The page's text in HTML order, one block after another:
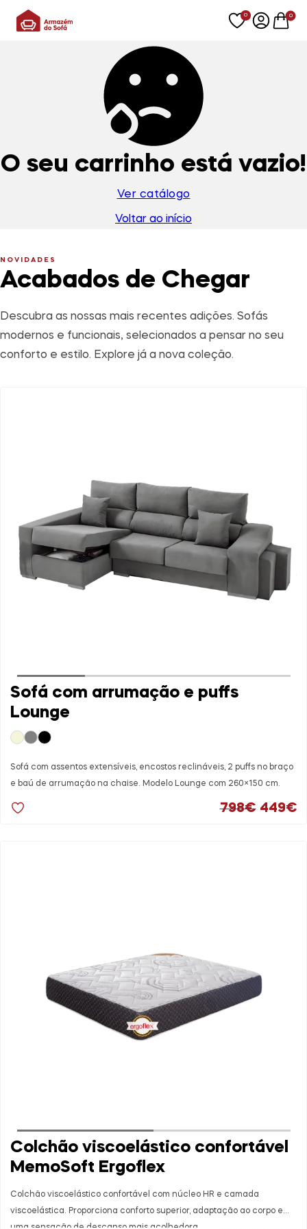
0 0
O seu carrinho está vazio!
Ver catálogo
Voltar ao início
Acabados de Chegar
NOVIDADES
Descubra as nossas mais recentes adições. Sofás
modernos e funcionais, selecionados a pensar no seu
conforto e estilo. Explore já a nova coleção.
Sofá com arrumação e puffs
Lounge
Sofá com assentos extensíveis, encostos reclináveis, 2 puffs no braço
e baú de arrumação na chaise. Modelo Lounge com 260×150 cm.
798€ O
449€
Colchão viscoelástico confortável
MemoSoft Ergoflex
Colchão viscoelástico confortável com núcleo HR e camada
viscoelástica. Proporciona conforto superior, adaptação ao corpo e